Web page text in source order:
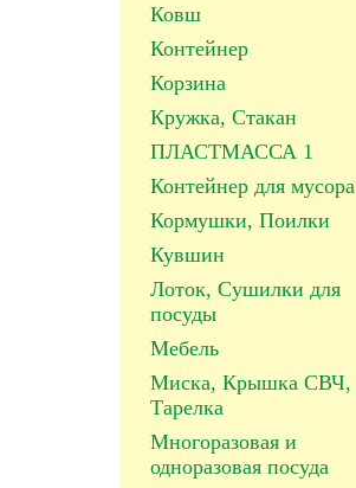
Ковш
Контейнер
Корзина
Кружка, Стакан
ПЛАСТМАССА 1
Контейнер для мусора
Кормушки, Поилки
Кувшин
Лоток, Сушилки для
посуды
Мебель
Миска, Крышка СВЧ,
Тарелка
Многоразовая и
одноразовая посуда